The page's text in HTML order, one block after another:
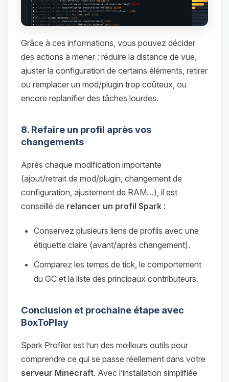
Grâce à ces informations, vous pouvez décider
des actions à mener : réduire la distance de vue,
ajuster la configuration de certains éléments, retirer
ou remplacer un mod/plugin trop coûteux, ou
encore replanifier des tâches lourdes.
8. Refaire un profil après vos
changements
Après chaque modification importante
(ajout/retrait de mod/plugin, changement de
configuration, ajustement de RAM…), il est
conseillé de relancer un profil Spark :
Conservez plusieurs liens de profils avec une
étiquette claire (avant/après changement).
Comparez les temps de tick, le comportement
du GC et la liste des principaux contributeurs.
Conclusion et prochaine étape avec
BoxToPlay
Spark Profiler est l’un des meilleurs outils pour
comprendre ce qui se passe réellement dans votre
serveur Minecraft. Avec l’installation simplifiée